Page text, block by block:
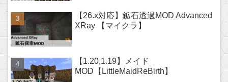
【26.x対応】鉱石透過MOD Advanced
XRay 【マイクラ】
【1.20,1.19】メイド
MOD【LittleMaidReBirth】